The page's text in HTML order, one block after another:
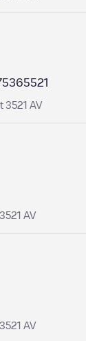
3521 AV
AV
AV